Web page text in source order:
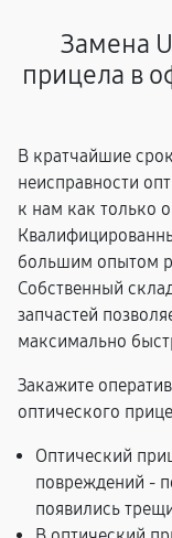
Замена
прицела в
В кратчайшие
неисправности
к нам как только
большим опытом
Собственный
запчастей
максимально
Закажите
оптического
Оптический
повреждений -
появились